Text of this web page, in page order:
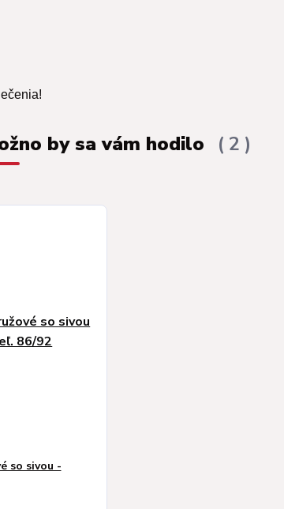
by sa vám hodilo 2
so sivou -